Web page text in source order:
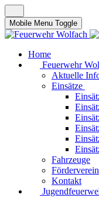
Mobile Menu Toggle
Home
Feuerwehr
Aktuelle
Einsätze
Fahrzeuge
Förderverein
Kontakt